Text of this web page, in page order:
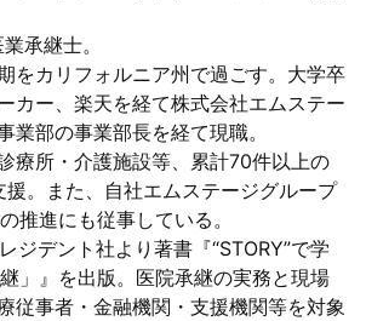
承継士。
をカリフォルニア州で過ごす。大学卒
カー、楽天を経て株式会社エムステー
業部の事業部長を経て現職。
療所・介護施設等、累計70件以上の
。また、自社エムステージグループ
推進にも従事している。
ジデント社より著書『“STORY”で学
」』を出版。医院承継の実務と現場
従事者・金融機関・支援機関等を対象